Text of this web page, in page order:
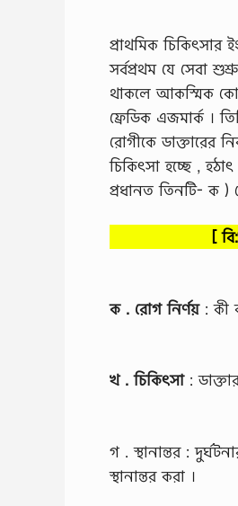
প্রাথমিক
সর্বপ্রথম যে সেবা
থাকলে আকস্মিক
ফ্রেডিক এজমার্ক ।
রােগীকে ডাক্তারের
চিকিৎসা হচ্ছে ,
প্রধানত তিনটি- ক )
[
ক . রােগ নির্ণয়: কী
খ . চিকিৎসা:
গ . স্থানান্তর :
স্থানান্তর করা ।